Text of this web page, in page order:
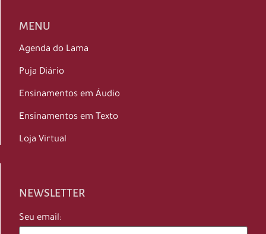
MENU
Agenda do Lama
Puja Diário
Ensinamentos em Áudio
Ensinamentos em Texto
Loja Virtual
NEWSLETTER
Seu email: